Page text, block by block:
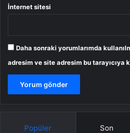
İnternet sitesi
Daha sonraki yorumlarımda
adresim ve site adresim bu tarayıcıya
Popüler Son